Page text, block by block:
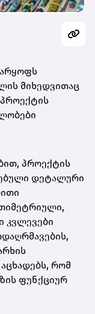
მიხედვითაც
პროექტის
დეტალური
კვლევები
რომ
ფუნქციურ